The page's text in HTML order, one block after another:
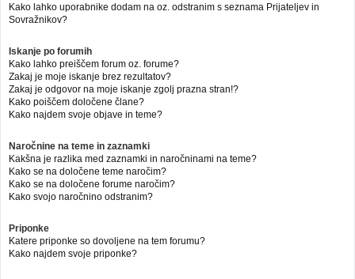
Kako lahko uporabnike dodam na oz. odstranim s seznama Prijateljev in
Sovražnikov?
Iskanje po forumih
Kako lahko preiščem forum oz. forume?
Zakaj je moje iskanje brez rezultatov?
Zakaj je odgovor na moje iskanje zgolj prazna stran!?
Kako poiščem določene člane?
Kako najdem svoje objave in teme?
Naročnine na teme in zaznamki
Kakšna je razlika med zaznamki in naročninami na teme?
Kako se na določene teme naročim?
Kako se na določene forume naročim?
Kako svojo naročnino odstranim?
Priponke
Katere priponke so dovoljene na tem forumu?
Kako najdem svoje priponke?